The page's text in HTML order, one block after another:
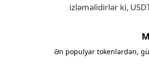
izləməlidirlər ki,
Ən populyar tokenlərdən,